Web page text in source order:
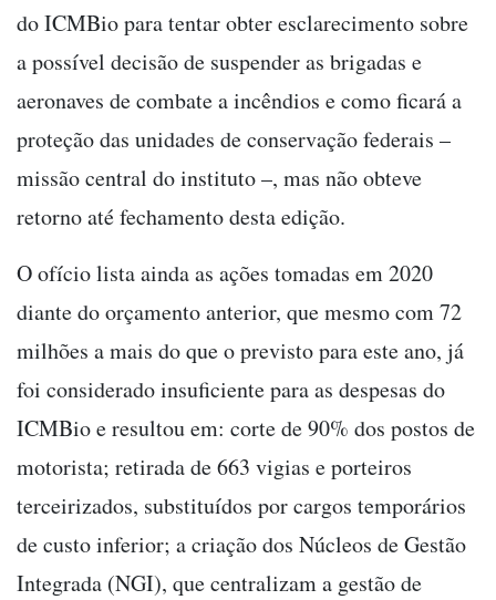
do ICMBio para tentar obter esclarecimento sobre
a possível decisão de suspender as brigadas e
aeronaves de combate a incêndios e como ficará a
proteção das unidades de conservação federais –
missão central do instituto –, mas não obteve
retorno até fechamento desta edição.
O ofício lista ainda as ações tomadas em 2020
diante do orçamento anterior, que mesmo com 72
milhões a mais do que o previsto para este ano, já
foi considerado insuficiente para as despesas do
ICMBio e resultou em: corte de 90% dos postos de
motorista; retirada de 663 vigias e porteiros
terceirizados, substituídos por cargos temporários
de custo inferior; a criação dos Núcleos de Gestão
Integrada (NGI), que centralizam a gestão de